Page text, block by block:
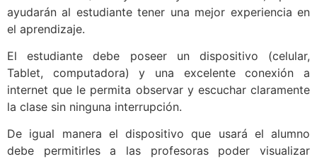
ayudarán al estudiante tener una mejor experiencia en
el aprendizaje.
El estudiante debe poseer un dispositivo (celular,
Tablet, computadora) y una excelente conexión a
internet que le permita observar y escuchar claramente
la clase sin ninguna interrupción.
De igual manera el dispositivo que usará el alumno
debe permitirles a las profesoras poder visualizar